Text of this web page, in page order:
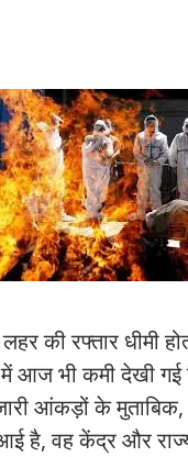
की रफ्तार
में आज भी कमी देखी
आंकड़ों के मुताबिक,
है, वह केंद्र और